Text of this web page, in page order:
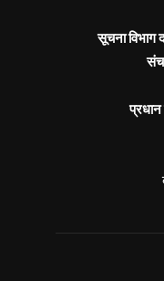
सूचना विभाग